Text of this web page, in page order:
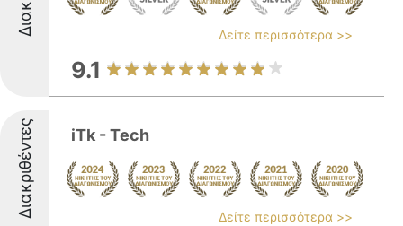
Δείτε περισσότερα >>
9.1
Διακριθέντες iTk - Tech
Δείτε περισσότερα >>